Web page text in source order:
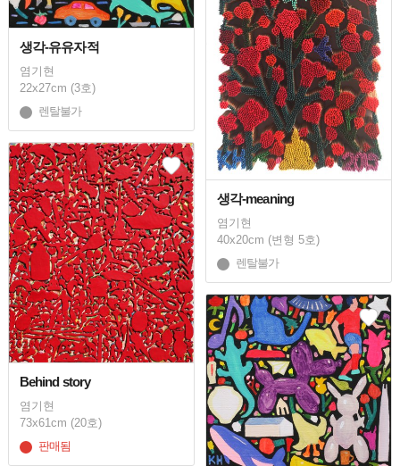
생각-meaning
염기현
40x20cm (변형 5호)
렌탈불가
생각-유유자적
염기현
22x27cm (3호)
렌탈불가
Behind story
염기현
73x61cm (20호)
판매됨